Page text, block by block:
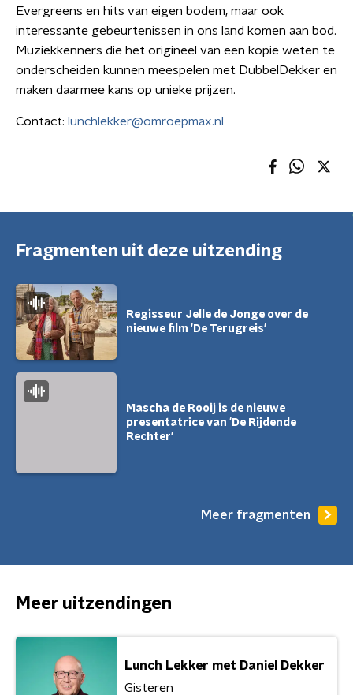
Evergreens en hits van eigen bodem, maar ook
interessante gebeurtenissen in ons land komen aan bod.
Muziekkenners die het origineel van een kopie weten te
onderscheiden kunnen meespelen met DubbelDekker en
maken daarmee kans op unieke prijzen.
Contact: lunchlekker@omroepmax.nl
Fragmenten uit deze uitzending
Regisseur Jelle de Jonge over de
nieuwe film 'De Terugreis'
Mascha de Rooij is de nieuwe
presentatrice van 'De Rijdende
Rechter'
Meer fragmenten
Meer uitzendingen
Lunch Lekker met Daniel Dekker
Gisteren